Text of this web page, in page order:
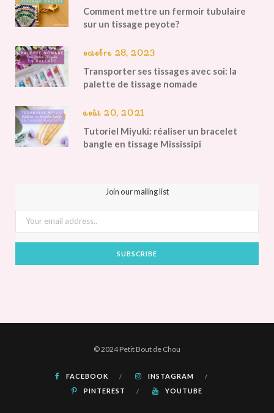
Comment mettre un fermoir tubulaire
sur un tissage peyote?
octobre 28, 2023
Transporter ses tissages avec soi: la
palette de tissage nomade
août 20, 2021
Tutoriel Miyuki: réaliser un bracelet
bangle en tissage Mississipi
Join our mailing list
© 2024 Petit Bout de Chou
FACEBOOK
INSTAGRAM
PINTEREST
YOUTUBE